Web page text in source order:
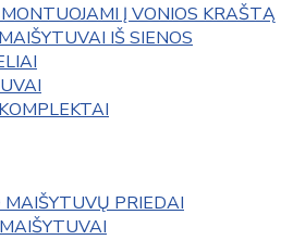
Į VONIOS KRAŠTĄ
IŠ SIENOS
PRIEDAI